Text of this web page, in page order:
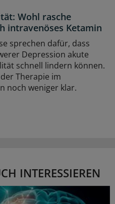
Wohl rasche
intravenöses Ketamin
sprechen dafür, dass
Depression akute
schnell lindern können.
Therapie im
noch weniger klar.
INTERESSIEREN